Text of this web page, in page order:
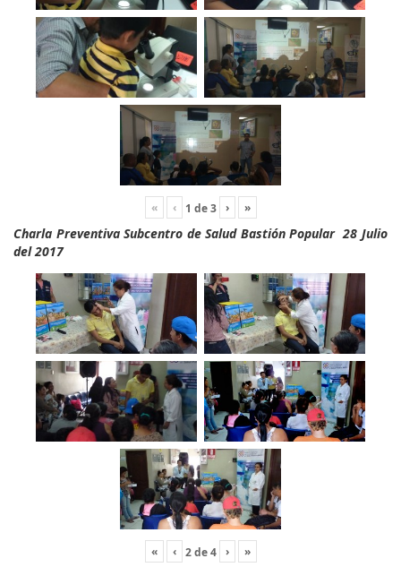
« ‹ 1 de3 › »
Charla Preventiva Subcentro de Salud Bastión Popular 28 Julio
del 2017
« ‹ 2de4 › »